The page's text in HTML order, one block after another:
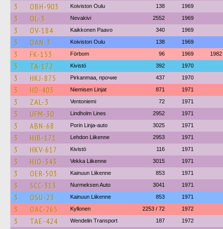
3 OBH-903 Koiviston Oulu 138 1969
3 OL-3 Nevakivi 2552 1969
3 OV-184 Kaikkonen Paavo 340 1969
3 OAN-3 Koiviston Oulu 138 1969
3 FK-153 Förbom 96 1969 1982
3 TA-172 Kivistö 392 1970
3 HKJ-875 Pirkanmaa, прочие 437 1970
3 HD-403 Niemisen Linjat 871 1971
3 ZAL-3 Ventoniemi 72 1971
3 UFM-30 Lindholm Lines 2952 1971
3 ABN-68 Porin Linja-auto 3025 1971
3 HJB-171 Lehdon Liikenne 2953 1971
3 HKV-617 Kivistö 116 1971
3 HJO-343 Vekka Liikenne 3015 1971
3 OER-503 Kainuun Liikenne 853 1971
3 SCC-313 Nurmeksen Auto 3041 1971
3 OSU-23 Kainuun Liikenne 853 1971
3 OAC-265 Kyllonen 2253 / 72 1972
3 TAE-424 Wendelin Transport 187 1972